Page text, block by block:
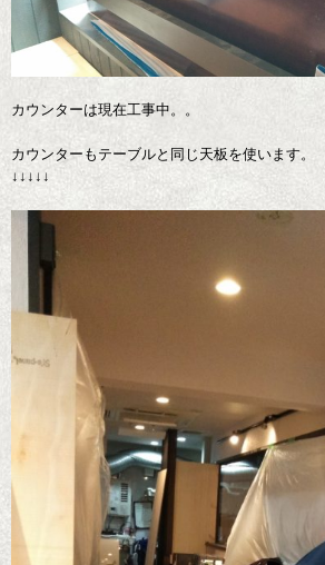
カウンターは現在工事中。。
カウンターもテーブルと同じ天板を使います。
↓↓↓↓↓